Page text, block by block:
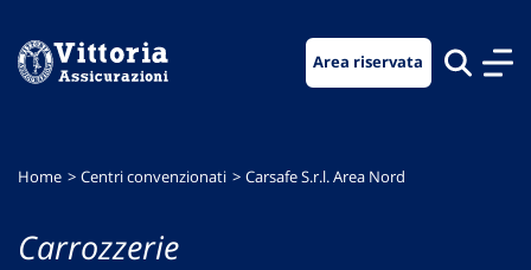
menu
contenuto
footer
Area riservata
Home Centri convenzionati Carsafe S.r.l. Area Nord
Carrozzerie